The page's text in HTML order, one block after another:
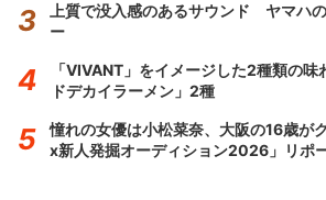
上質で没入感のあるサウンド ヤマハ
ー
「VIVANT」をイメージした2種類の
ドデカイラーメン」2種
憧れの女優は小松菜奈、大阪の16歳
x新人発掘オーディション2026」リポ